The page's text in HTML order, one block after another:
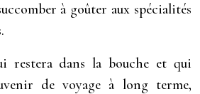
à goûter aux spécialités
restera dans la bouche et qui
de voyage à long terme,